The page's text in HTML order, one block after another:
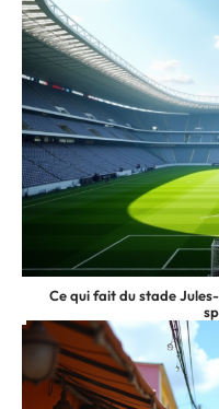
Ce qui fait du stade